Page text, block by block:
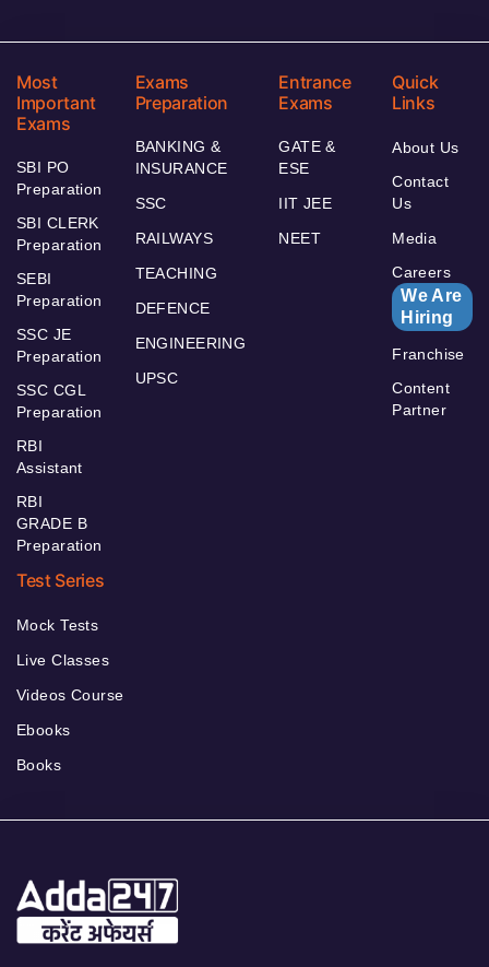
Most
Important
Exams
SBI PO
Preparation
SBI CLERK
Preparation
SEBI
Preparation
SSC JE
Preparation
SSC CGL
Preparation
RBI
Assistant
RBI
GRADE B
Preparation
Exams
Preparation
BANKING &
INSURANCE
SSC
RAILWAYS
TEACHING
DEFENCE
ENGINEERING
UPSC
Entrance
Exams
GATE &
ESE
IIT JEE
NEET
Quick
Links
About Us
Contact
Us
Media
Careers
We Are
Hiring
Franchise
Content
Partner
Test Series
Mock Tests
Live Classes
Videos Course
Ebooks
Books